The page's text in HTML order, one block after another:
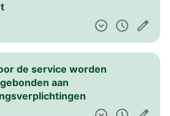
de service worden
aan